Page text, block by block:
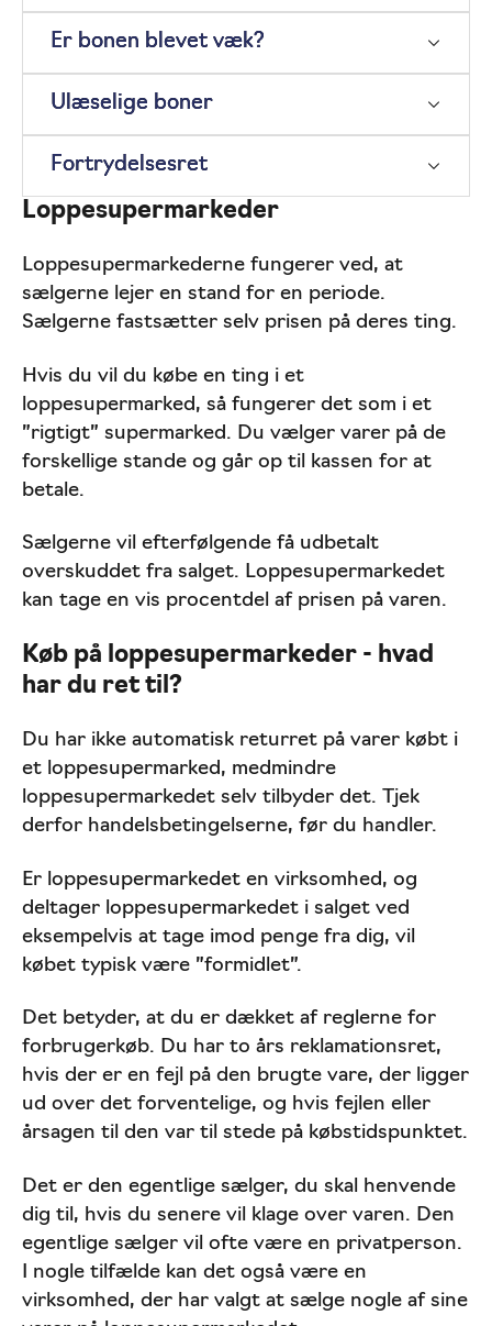
Er bonen blevet væk?
Ulæselige boner
Fortrydelsesret
Loppesupermarkeder
Loppesupermarkederne fungerer ved, at
sælgerne lejer en stand for en periode.
Sælgerne fastsætter selv prisen på deres ting.
Hvis du vil du købe en ting i et
loppesupermarked, så fungerer det som i et
”rigtigt” supermarked. Du vælger varer på de
forskellige stande og går op til kassen for at
betale.
Sælgerne vil efterfølgende få udbetalt
overskuddet fra salget. Loppesupermarkedet
kan tage en vis procentdel af prisen på varen.
Køb på loppesupermarkeder - hvad
har du ret til?
Du har ikke automatisk returret på varer købt i
et loppesupermarked, medmindre
loppesupermarkedet selv tilbyder det. Tjek
derfor handelsbetingelserne, før du handler.
Er loppesupermarkedet en virksomhed, og
deltager loppesupermarkedet i salget ved
eksempelvis at tage imod penge fra dig, vil
købet typisk være ”formidlet”.
Det betyder, at du er dækket af reglerne for
forbrugerkøb. Du har to års reklamationsret,
hvis der er en fejl på den brugte vare, der ligger
ud over det forventelige, og hvis fejlen eller
årsagen til den var til stede på købstidspunktet.
Det er den egentlige sælger, du skal henvende
dig til, hvis du senere vil klage over varen. Den
egentlige sælger vil ofte være en privatperson.
I nogle tilfælde kan det også være en
virksomhed, der har valgt at sælge nogle af sine